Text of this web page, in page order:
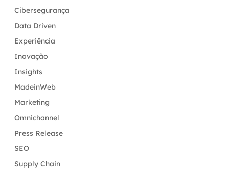
Cibersegurança
Data Driven
Experiência
Inovação
Insights
MadeinWeb
Marketing
Omnichannel
Press Release
SEO
Supply Chain